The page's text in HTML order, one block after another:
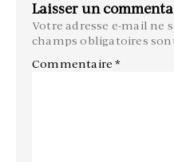
Laisser un
Votre adresse e-mail ne
champs obligatoires
Commentaire*